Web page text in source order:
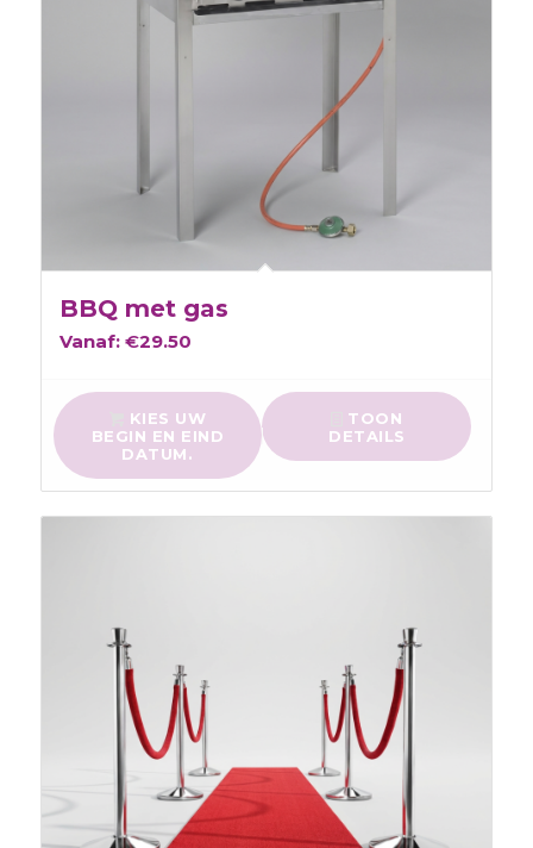
BBQ met gas
Vanaf: €29.50
KIES UW
BEGIN EN EIND
DATUM.
TOON
DETAILS